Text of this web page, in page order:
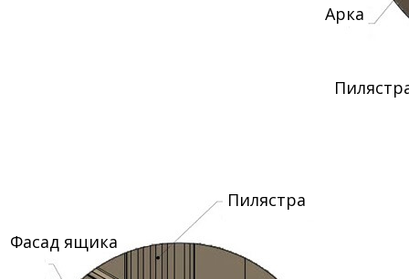
Фасад ящика
Пилястра
Арка